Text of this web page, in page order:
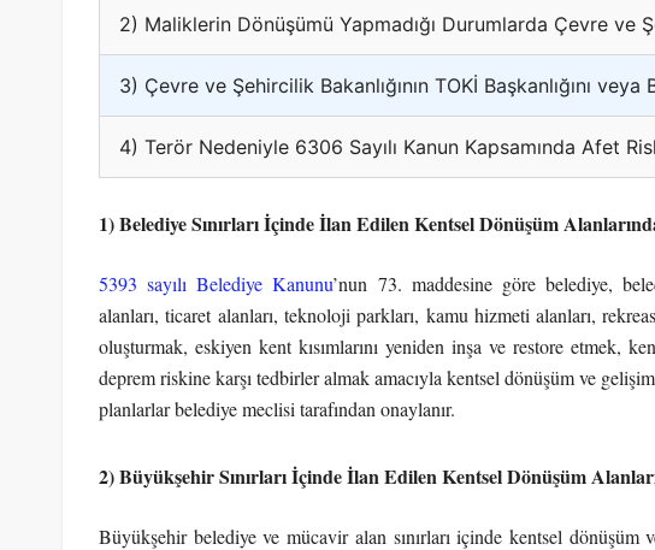
2) Maliklerin Dönüşümü Yapmadığı Durumlarda Çevre ve
3) Çevre ve Şehircilik Bakanlığının TOKİ Başkanlığını
4) Terör Nedeniyle 6306 Sayılı Kanun Kapsamında Afet
1) Belediye Sınırları İçinde İlan Edilen Kentsel Dönüşüm
5393 sayılı Belediye Kanunu’nun 73. maddesine göre belediye,
alanları, ticaret alanları, teknoloji parkları, kamu hizmeti alanları,
oluşturmak, eskiyen kent kısımlarını yeniden inşa ve restore etmek,
deprem riskine karşı tedbirler almak amacıyla kentsel dönüşüm ve
planlarlar belediye meclisi tarafından onaylanır.
2) Büyükşehir Sınırları İçinde İlan Edilen Kentsel Dönüşüm
Büyükşehir belediye ve mücavir alan sınırları içinde kentsel